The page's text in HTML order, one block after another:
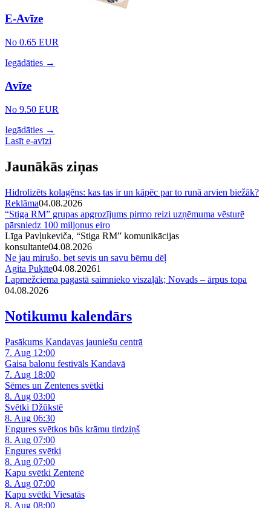
E-Avīze
No 0.65 EUR
Iegādāties →
Avīze
No 9.50 EUR
Iegādāties →
Lasīt e-avīzi
Jaunākās ziņas
Hidrolizēts kolagēns: kas tas ir un kāpēc par to runā arvien biežāk?
Reklāma04.08.2026
“Stiga RM” grupas apgrozījums pirmo reizi uzņēmuma vēsturē
pārsniedz 100 miljonus eiro
Līga Pavļukeviča, “Stiga RM” komunikācijas
konsultante04.08.2026
Ne jau mirušo, bet sevis un savu bērnu dēļ
Agita Puķīte04.08.20261
Lapmežciema pagastā saimnieko viszaļāk; Novads – ārpus topa
04.08.2026
Notikumu kalendārs
Pasākums Kandavas jauniešu centrā
7. Aug 12:00
Gaisa balonu festivāls Kandavā
7. Aug 18:00
Sēmes un Zentenes svētki
8. Aug 03:00
Svētki Džūkstē
8. Aug 06:30
Engures svētkos būs krāmu tirdziņš
8. Aug 07:00
Engures svētki
8. Aug 07:00
Kapu svētki Zentenē
8. Aug 07:00
Kapu svētki Viesatās
8. Aug 08:00